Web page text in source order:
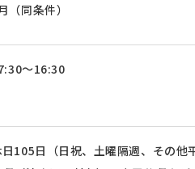
同条件）
～16:30
105日（日祝、土曜隔週、その他平